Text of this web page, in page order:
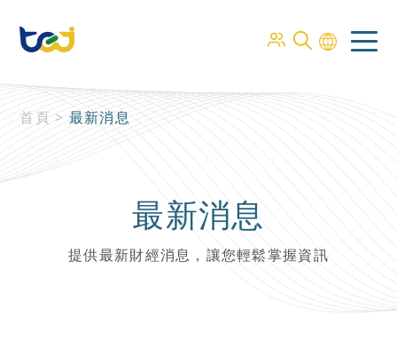
首頁 > 最新消息
最新消息
提供最新財經消息，讓您輕鬆掌握資訊